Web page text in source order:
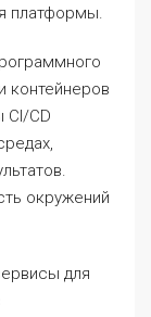
платформы.
контейнеров
CI/CD
окружений
для